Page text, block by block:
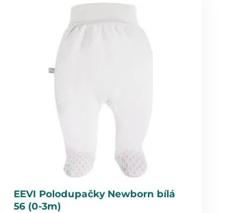
EEVI Polodupačky Newborn bílá
56 (0-3m)